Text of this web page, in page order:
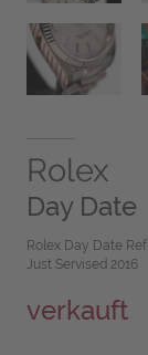
Rolex
Day Date
Rolex Day Date
Just Servised 2016
verkauft